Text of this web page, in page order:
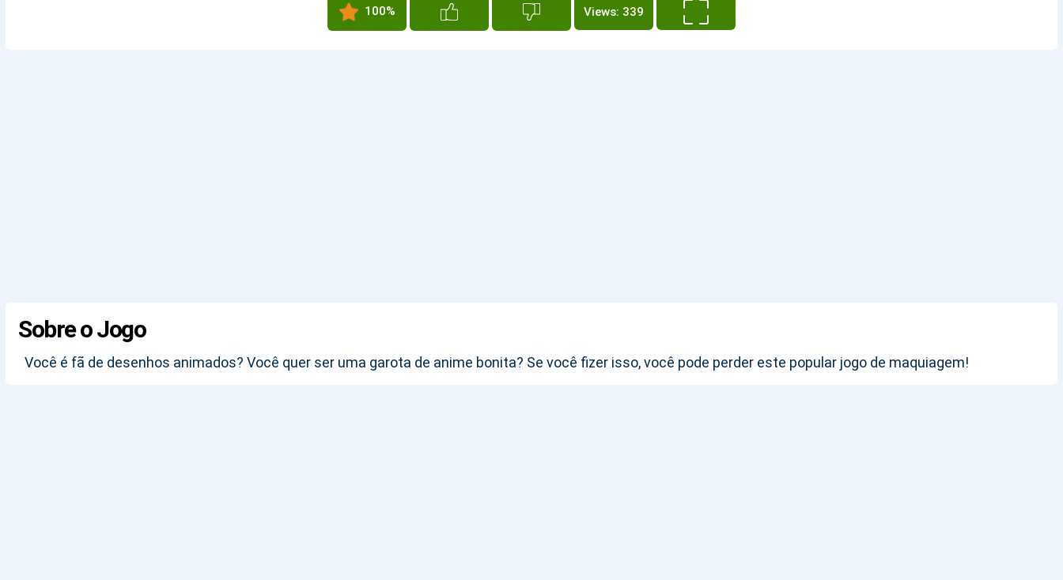
100% Views: 339
Sobre o Jogo
Você é fã de desenhos animados? Você quer ser uma garota de anime bonita? Se você fizer isso, você pode perder este popular jogo de maquiagem!